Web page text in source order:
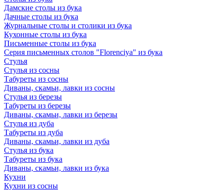
Дамские столы из бука
Дачные столы из бука
Журнальные столы и столики из бука
Кухонные столы из бука
Письменные столы из бука
Серия письменных столов "Florenciya" из бука
Стулья
Стулья из сосны
Табуреты из сосны
Диваны, скамьи, лавки из сосны
Стулья из березы
Табуреты из березы
Диваны, скамьи, лавки из березы
Стулья из дуба
Табуреты из дуба
Диваны, скамьи, лавки из дуба
Стулья из бука
Табуреты из бука
Диваны, скамьи, лавки из бука
Кухни
Кухни из сосны